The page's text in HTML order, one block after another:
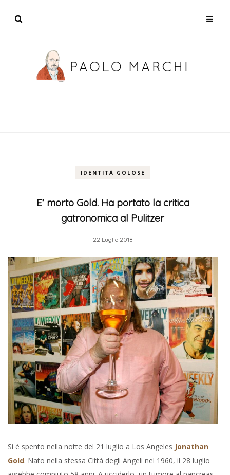
IDENTITÀ GOLOSE
E’ morto Gold. Ha portato la critica
gatronomica al Pulitzer
22 Luglio 2018
Si è spento nella notte del 21 luglio a Los Angeles Jonathan
Gold. Nato nella stessa Città degli Angeli nel 1960, il 28 luglio